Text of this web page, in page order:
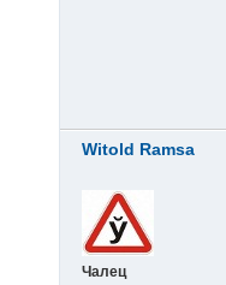
Witold Ramsa
Чалец